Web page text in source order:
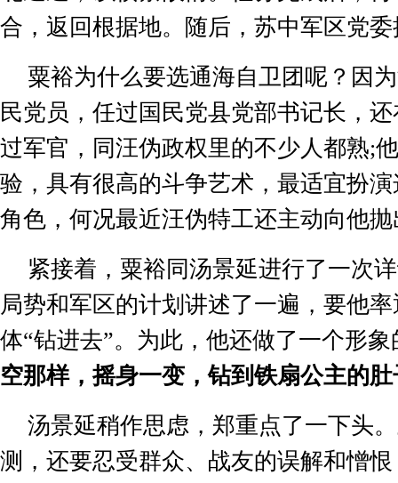
合，返回根据地。随后，苏中军区党
粟裕为什么要选通海自卫团呢？因
民党员，任过国民党县党部书记长，
过军官，同汪伪政权里的不少人都熟;
验，具有很高的斗争艺术，最适宜扮
角色，何况最近汪伪特工还主动向他
紧接着，粟裕同汤景延进行了一次
局势和军区的计划讲述了一遍，要他
体“钻进去”。为此，他还做了一个形象
空那样，摇身一变，钻到铁扇公主的
汤景延稍作思虑，郑重点了一下头
测，还要忍受群众、战友的误解和憎